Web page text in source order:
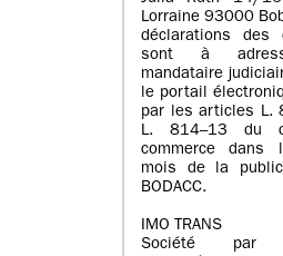
Lorraine 93000
déclarations des
sont à
mandataire
le portail
par les articles L.
L. 814–13 du
commerce dans
mois de la
BODACC.
IMO TRANS
Société par